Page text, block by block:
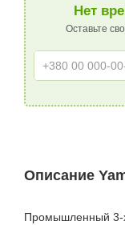
Нет
Оставьте
Описание
Промышленный 3-